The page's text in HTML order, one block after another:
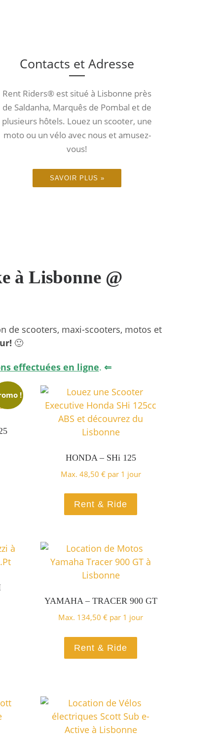
Contacts et Adresse
Rent Riders® est situé à Lisbonne près
de Saldanha, Marquês de Pombal et de
plusieurs hôtels. Louez un scooter, une
moto ou un vélo avec nous et amusez-
vous!
SAVOIR PLUS »
à Lisbonne @
de scooters, maxi-scooters, motos et
🙂
effectuées en ligne. ⇐
!
HONDA – SHi 125
Max. 48,50 €par 1 jour
Rent & Ride
YAMAHA – TRACER 900 GT
Max. 134,50€ par 1 jour
Rent & Ride